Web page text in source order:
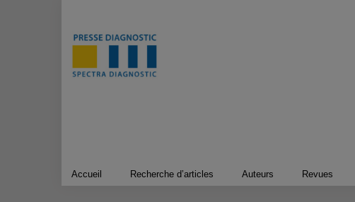
Accueil Recherche d’articles Auteurs Revues